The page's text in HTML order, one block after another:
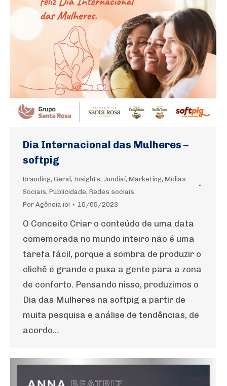
Dia Internacional das Mulheres –
softpig
Branding, Geral , Insights, Jundiaí, Marketing, Mídias
Sociais, Publicidade, Redes sociais
Por Agência io! 10/05/2023
O Conceito Criar o conteúdo de uma data
comemorada no mundo inteiro não é uma
tarefa fácil, porque a sombra de produzir o
clichê é grande e puxa a gente para a zona
de conforto. Pensando nisso, produzimos o
Dia das Mulheres na softpig a partir de
muita pesquisa e análise de tendências, de
acordo…